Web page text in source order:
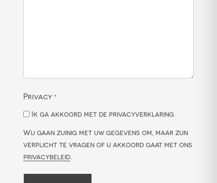
Privacy *
Ik ga akkoord met de privacyverklaring
Wij gaan zuinig met uw gegevens om, maar zijn
verplicht te vragen of u akkoord gaat met ons
privacybeleid.